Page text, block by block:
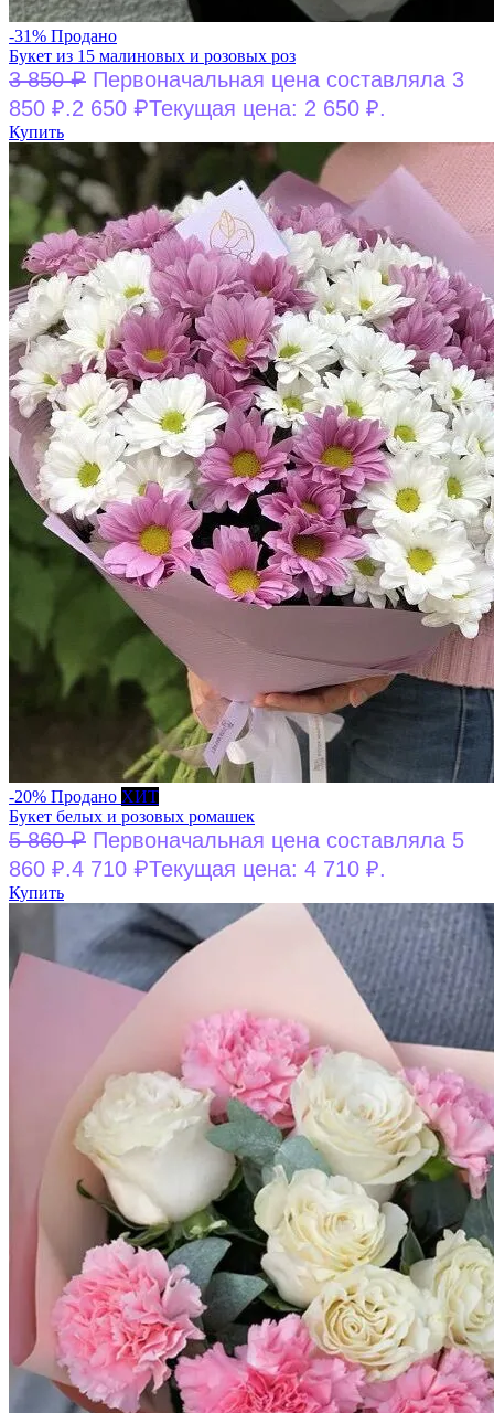
-31% Продано
Букет из 15 малиновых и розовых роз
3 850₽ Первоначальная цена составляла 3
850 ₽.2 650 ₽Текущая цена: 2 650 ₽.
Купить
-20% Продано ХИТ
Букет белых и розовых ромашек
5 860₽ Первоначальная цена составляла 5
860 ₽.4 710 ₽Текущая цена: 4 710 ₽.
Купить